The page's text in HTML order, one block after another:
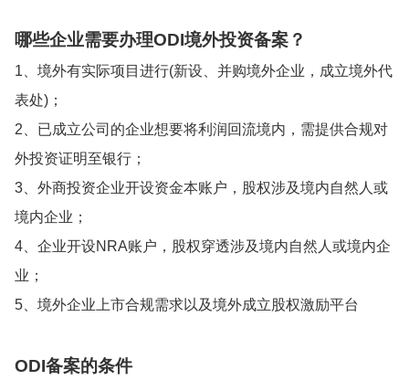
哪些企业需要办理ODI境外投资备案？
1、境外有实际项目进行(新设、并购境外企业，成立境外代
表处)；
2、已成立公司的企业想要将利润回流境内，需提供合规对
外投资证明至银行；
3、外商投资企业开设资金本账户，股权涉及境内自然人或
境内企业；
4、企业开设NRA账户，股权穿透涉及境内自然人或境内企
业；
5、境外企业上市合规需求以及境外成立股权激励平台
ODI备案的条件